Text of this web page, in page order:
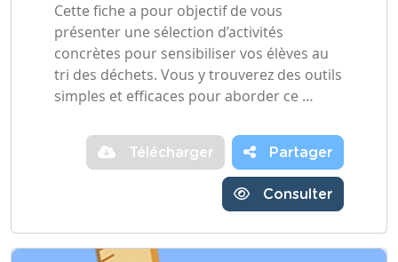
Cette fiche a pour objectif de vous
présenter une sélection d’activités
concrètes pour sensibiliser vos élèves au
tri des déchets. Vous y trouverez des outils
simples et efficaces pour aborder ce …
Télécharger Partager
Consulter